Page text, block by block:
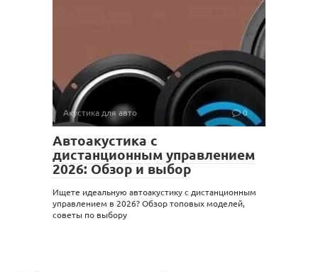
Акустика для авто 0
Автоакустика с
дистанционным управлением
2026: Обзор и выбор
Ищете идеальную автоакустику с дистанционным
управлением в 2026? Обзор топовых моделей,
советы по выбору